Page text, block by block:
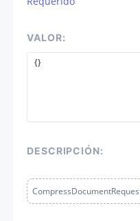
VALOR:
DESCRIPCIÓN: